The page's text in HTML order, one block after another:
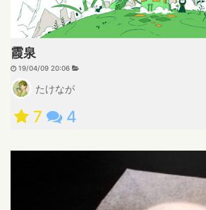
霞泉
19/04/09 20:06
たけなが
7 4